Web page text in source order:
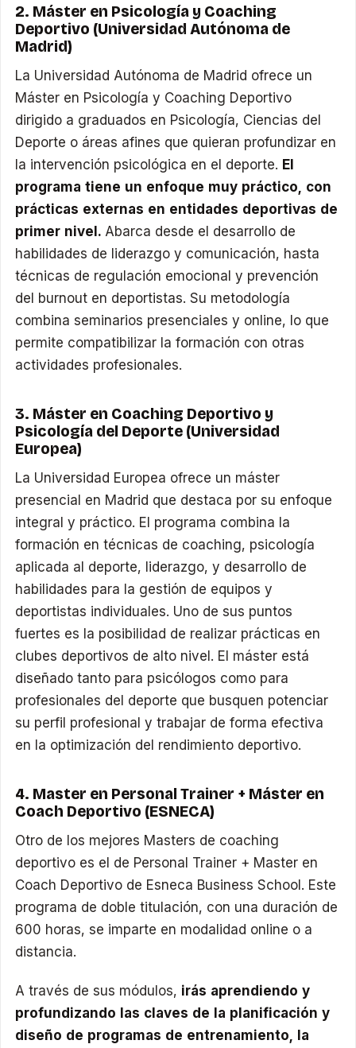
2. Máster en Psicología y Coaching
Deportivo (Universidad Autónoma de
Madrid)
La Universidad Autónoma de Madrid ofrece un
Máster en Psicología y Coaching Deportivo
dirigido a graduados en Psicología, Ciencias del
Deporte o áreas afines que quieran profundizar en
la intervención psicológica en el deporte. El
programa tiene un enfoque muy práctico, con
prácticas externas en entidades deportivas de
primer nivel. Abarca desde el desarrollo de
habilidades de liderazgo y comunicación, hasta
técnicas de regulación emocional y prevención
del burnout en deportistas. Su metodología
combina seminarios presenciales y online, lo que
permite compatibilizar la formación con otras
actividades profesionales.
3. Máster en Coaching Deportivo y
Psicología del Deporte (Universidad
Europea)
La Universidad Europea ofrece un máster
presencial en Madrid que destaca por su enfoque
integral y práctico. El programa combina la
formación en técnicas de coaching, psicología
aplicada al deporte, liderazgo, y desarrollo de
habilidades para la gestión de equipos y
deportistas individuales. Uno de sus puntos
fuertes es la posibilidad de realizar prácticas en
clubes deportivos de alto nivel. El máster está
diseñado tanto para psicólogos como para
profesionales del deporte que busquen potenciar
su perfil profesional y trabajar de forma efectiva
en la optimización del rendimiento deportivo.
4. Master en Personal Trainer + Máster en
Coach Deportivo (ESNECA)
Otro de los mejores Masters de coaching
deportivo es el de Personal Trainer + Master en
Coach Deportivo de Esneca Business School. Este
programa de doble titulación, con una duración de
600 horas, se imparte en modalidad online o a
distancia.
A través de sus módulos, irás aprendiendo y
profundizando las claves de la planificación y
diseño de programas de entrenamiento, la